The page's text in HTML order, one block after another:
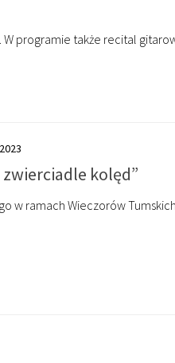
W programie także recital
kolęd”
w ramach Wieczorów